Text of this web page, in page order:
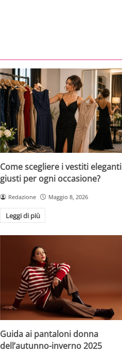
Come scegliere i vestiti eleganti
giusti per ogni occasione?
Redazione Maggio 8, 2026
Leggi di più
Guida ai pantaloni donna
dell’autunno-inverno 2025